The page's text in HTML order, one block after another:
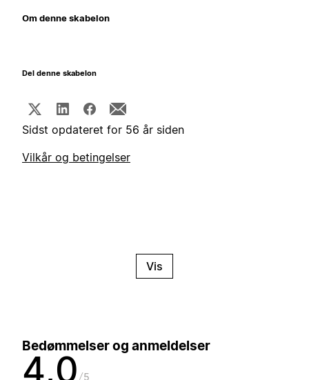
Om denne skabelon
Del denne skabelon
Sidst opdateret for 56 år siden
Vilkår og betingelser
Vis
Bedømmelser og anmeldelser
4,0 5